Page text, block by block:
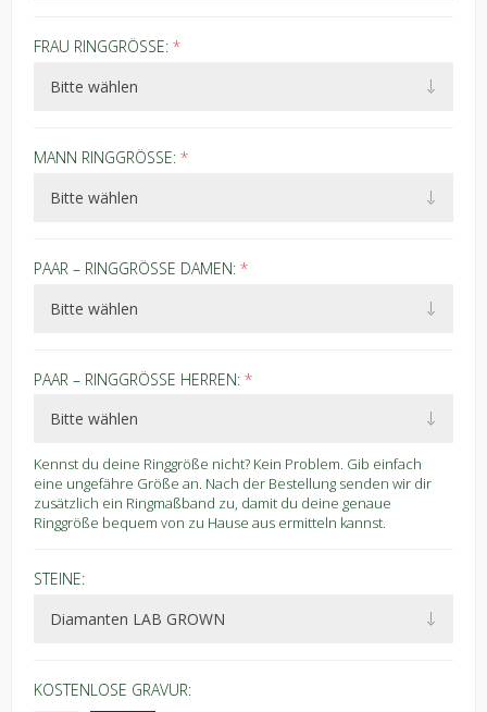
FRAU RINGGRÖSSE: *
MANN RINGGRÖSSE: *
PAAR – RINGGRÖSSE DAMEN: *
PAAR – RINGGRÖSSE HERREN: *
Kennst du deine Ringgröße nicht? Kein Problem. Gib einfach
eine ungefähre Größe an. Nach der Bestellung senden wir dir
zusätzlich ein Ringmaßband zu, damit du deine genaue
Ringgröße bequem von zu Hause aus ermitteln kannst.
STEINE:
KOSTENLOSE GRAVUR: